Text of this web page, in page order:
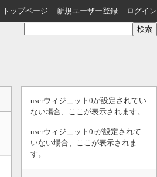
トップページ 新規ユーザー登録 ログイン
userウィジェット0が設定されてい
ない場合、ここが表示されます。
userウィジェット0rが設定されて
いない場合、ここが表示されま
す。